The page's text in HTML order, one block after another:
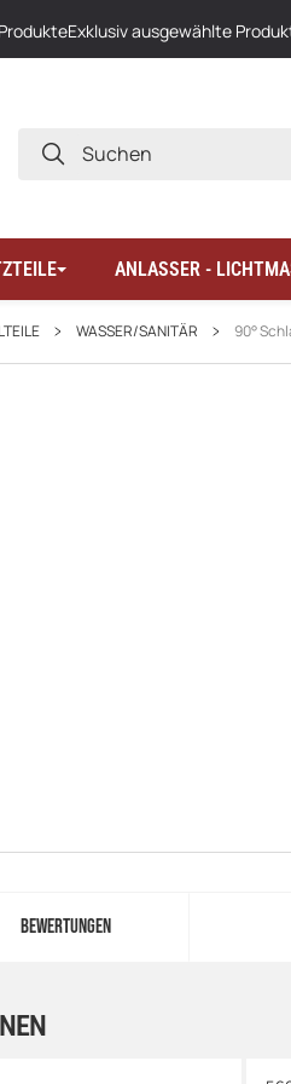
Exklusiv ausgewählte
SUCHEN
ANLASSER -
WASSER/SANITÄR 90°
BEWERTUNGEN